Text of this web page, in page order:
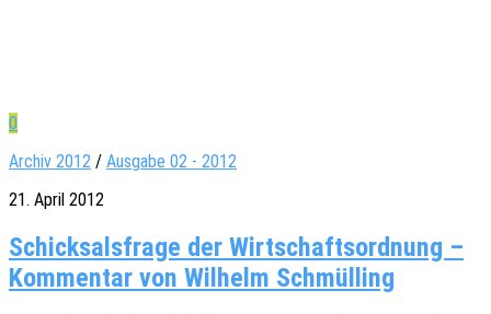
0
Archiv 2012 / Ausgabe 02 - 2012
21. April 2012
Schicksalsfrage der Wirtschaftsordnung –
Kommentar von Wilhelm Schmülling